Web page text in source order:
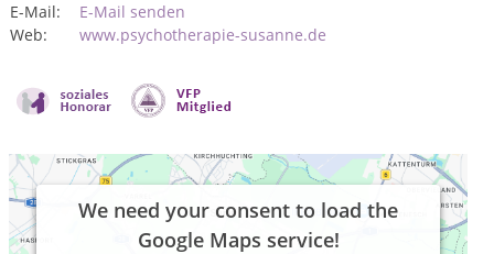
E-Mail:
E-Mail senden
Web:
www.psychotherapie-susanne.de
We need your consent to load the
Google Maps service!